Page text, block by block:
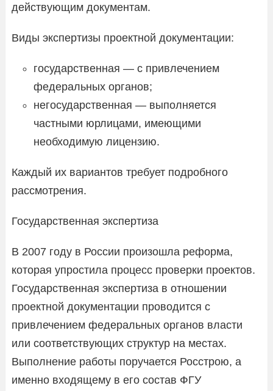
действующим документам.
Виды экспертизы проектной документации:
государственная — с привлечением
федеральных органов;
негосударственная — выполняется
частными юрлицами, имеющими
необходимую лицензию.
Каждый их вариантов требует подробного
рассмотрения.
Государственная экспертиза
В 2007 году в России произошла реформа,
которая упростила процесс проверки проектов.
Государственная экспертиза в отношении
проектной документации проводится с
привлечением федеральных органов власти
или соответствующих структур на местах.
Выполнение работы поручается Росстрою, а
именно входящему в его состав ФГУ